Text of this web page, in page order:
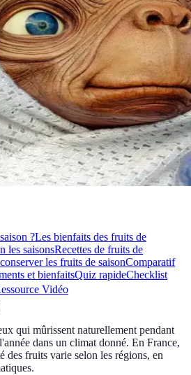
?Les bienfaits des fruits de
les saisonsRecettes de fruits de
les fruits de saisonComparatif
et bienfaitsQuiz rapideChecklist
Vidéo
qui mûrissent naturellement pendant
dans un climat donné. En France,
des fruits varie selon les régions, en